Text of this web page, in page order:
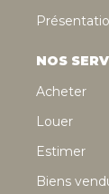
NOS
Acheter
Louer
Estimer
Biens